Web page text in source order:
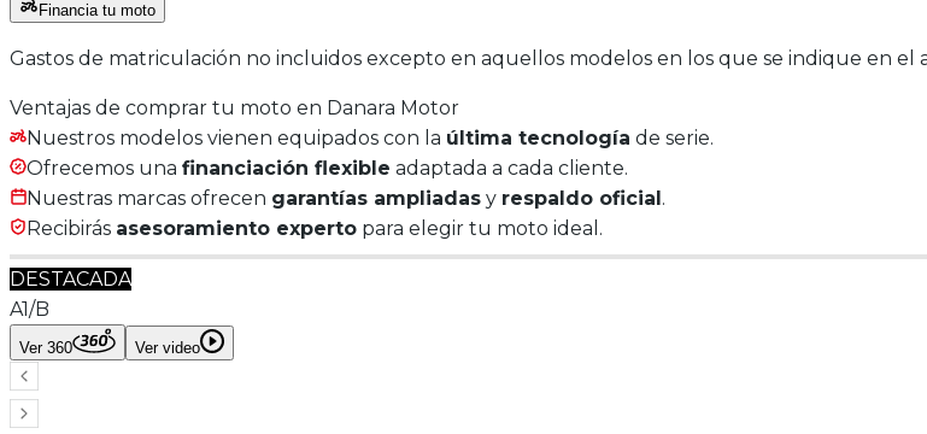
Financia tu moto
Gastos de matriculación no incluidos excepto en aquellos modelos en los que se indique en el
Ventajas de comprar tu moto en Danara Motor
Nuestros modelos vienen equipados con la última tecnología de serie.
Ofrecemos una financiación flexible adaptada a cada cliente.
Nuestras marcas ofrecen garantías ampliadas y respaldo oficial .
Recibirás asesoramiento experto para elegir tu moto ideal.
DESTACADA
A1/B
Ver 360 Ver video